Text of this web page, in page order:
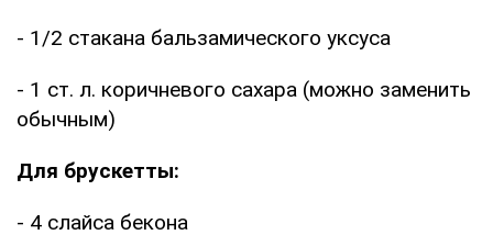
- 1/2 стакана бальзамического уксуса
- 1 ст. л. коричневого сахара (можно заменить
обычным)
Для брускетты:
- 4 слайса бекона